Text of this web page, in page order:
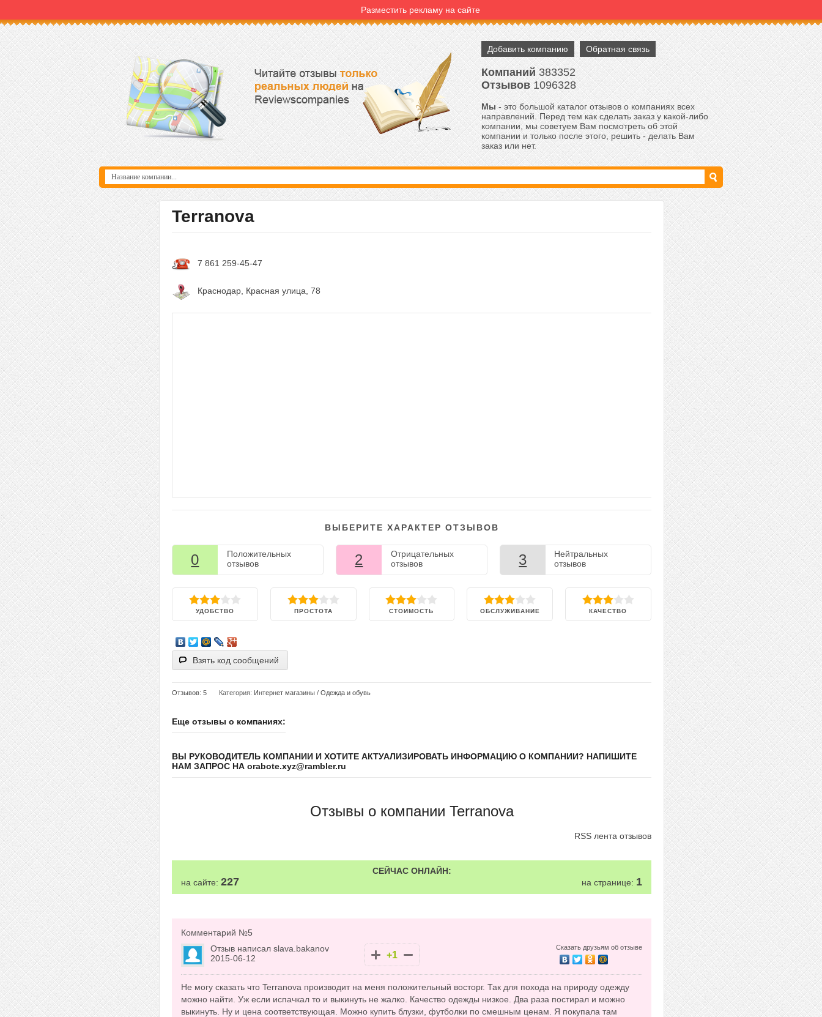
Разместить рекламу на сайте
Добавить компанию Обратная связь
Компаний383352
Отзывов1096328
Мы- это большой каталог отзывов о компаниях всех
направлений. Перед тем как сделать заказ у какой-либо
компании, мы советуем Вам посмотреть об этой
компании и только после этого, решить - делать Вам
заказ или нет.
Terranova
7 861 259-45-47
Краснодар, Красная улица, 78
ВЫБЕРИТЕ ХАРАКТЕР ОТЗЫВОВ
0
Положительных
отзывов
2
Отрицательных
отзывов
3
Нейтральных
отзывов
УДОБСТВО ПРОСТОТА СТОИМОСТЬ ОБСЛУЖИВАНИЕ КАЧЕСТВО
Взять код сообщений
Отзывов: 5 Категория: Интернет магазины / Одежда и обувь
Еще отзывы о компаниях:
ВЫ РУКОВОДИТЕЛЬ КОМПАНИИ И ХОТИТЕ АКТУАЛИЗИРОВАТЬ ИНФОРМАЦИЮ О КОМПАНИИ? НАПИШИТЕ
НАМ ЗАПРОС НА orabote.xyz@rambler.ru
Отзывы о компании Terranova
RSS лента отзывов
СЕЙЧАС ОНЛАЙН:
на сайте: 227 на странице: 1
Комментарий №5
Отзыв написал slava.bakanov
2015-06-12
+1
Сказать друзьям об отзыве
Не могу сказать что Terranova производит на меня положительный восторг. Так для похода на природу одежду
можно найти. Уж если испачкал то и выкинуть не жалко. Качество одежды низкое. Два раза постирал и можно
выкинуть. Ну и цена соответствующая. Можно купить блузки, футболки по смешным ценам. Я покупала там